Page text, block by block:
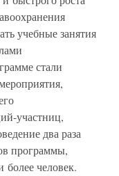
учебные занятия
стали
участниц,
два раза
программы,
более человек.